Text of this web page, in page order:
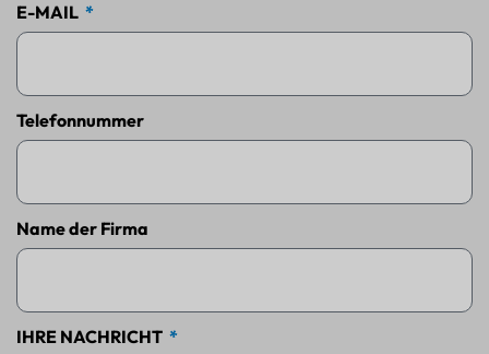
E-MAIL
Telefonnummer
Name der Firma
IHRE NACHRICHT